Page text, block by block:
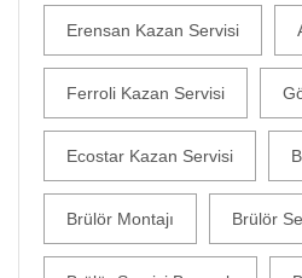
Erensan Kazan Servisi
Ferroli Kazan Servisi
Ecostar Kazan Servisi
Brülör Montajı Brülör